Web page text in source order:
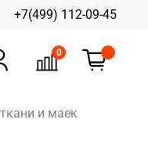
+7(499) 112-09-45
0
и маек